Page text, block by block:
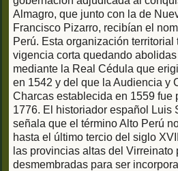
Almagro, que junto con la de
Francisco Pizarro, recibían el
Perú. Esta organización territorial
vigencia corta quedando
mediante la Real Cédula que
en 1542 y del que la Audiencia y
Charcas establecida en 1559 fue
1776. El historiador español Luis
señala que el término Alto Perú
hasta el último tercio del siglo
las provincias altas del Virreinato
desmembradas para ser